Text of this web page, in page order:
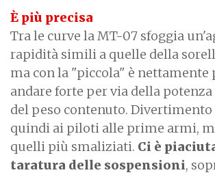
È più precisa
Tra le curve la MT-07 sfoggia
rapidità simili a quelle della
ma con la "piccola" è nettamente
andare forte per via della
del peso contenuto. Divertimento
quindi ai piloti alle prime armi,
quelli più smaliziati. Ci è
taratura delle sospensioni,